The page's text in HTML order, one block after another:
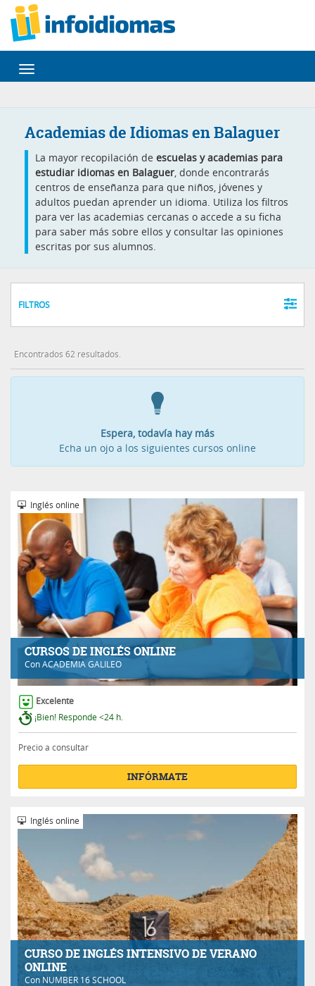
Desplegar
navegación
Academias de Idiomas en Balaguer
La mayor recopilación de escuelas y academias para
estudiar idiomas en Balaguer, donde encontrarás
centros de enseñanza para que niños, jóvenes y
adultos puedan aprender un idioma. Utiliza los filtros
para ver las academias cercanas o accede a su ficha
para saber más sobre ellos y consultar las opiniones
escritas por sus alumnos.
FILTROS
Encontrados 62 resultados.
Espera, todavía hay más
Echa un ojo a los siguientes cursos online
CURSOS DE INGLÉS ONLINE
ConACADEMIA GALILEO
Inglés online
Excelente
¡Bien! Responde <24 h.
Precio a consultar
INFÓRMATE
CURSO DE INGLÉS INTENSIVO DE VERANO
ONLINE
Con NUMBER 16 SCHOOL
Inglés online